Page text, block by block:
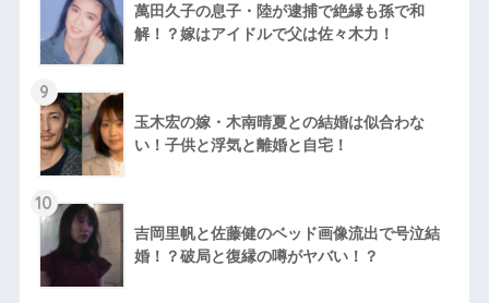
萬田久子の息子・陸が逮捕で絶縁も孫で和
解！？嫁はアイドルで父は佐々木力！
9
玉木宏の嫁・木南晴夏との結婚は似合わな
い！子供と浮気と離婚と自宅！
10
吉岡里帆と佐藤健のベッド画像流出で号泣結
婚！？破局と復縁の噂がヤバい！？